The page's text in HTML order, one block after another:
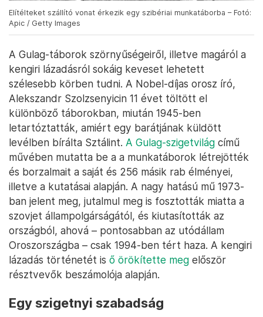
Elítélteket szállító vonat érkezik egy szibériai munkatáborba – Fotó:
Apic / Getty Images
A Gulag-táborok szörnyűségeiről, illetve magáról a
kengiri lázadásról sokáig keveset lehetett
szélesebb körben tudni. A Nobel-díjas orosz író,
Alekszandr Szolzsenyicin 11 évet töltött el
különböző táborokban, miután 1945-ben
letartóztatták, amiért egy barátjának küldött
levélben bírálta Sztálint. A Gulag-szigetvilág című
művében mutatta be a a munkatáborok létrejötték
és borzalmait a saját és 256 másik rab élményei,
illetve a kutatásai alapján. A nagy hatású mű 1973-
ban jelent meg, jutalmul meg is fosztották miatta a
szovjet állampolgárságától, és kiutasították az
országból, ahová – pontosabban az utódállam
Oroszországba – csak 1994-ben tért haza. A kengiri
lázadás történetét is ő örökítette meg először
résztvevők beszámolója alapján.
Egy szigetnyi szabadság